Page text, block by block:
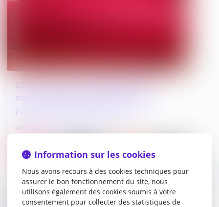
Cour d’assises : l’enregistrement
sonore des débats peut être utilisé
jusqu’au prononcé de l’arrêt !
24/01/2025
Droit publicInformation sur les cookies
Nous avons recours à des cookies techniques pour
assurer le bon fonctionnement du site, nous
utilisons également des cookies soumis à votre
consentement pour collecter des statistiques de